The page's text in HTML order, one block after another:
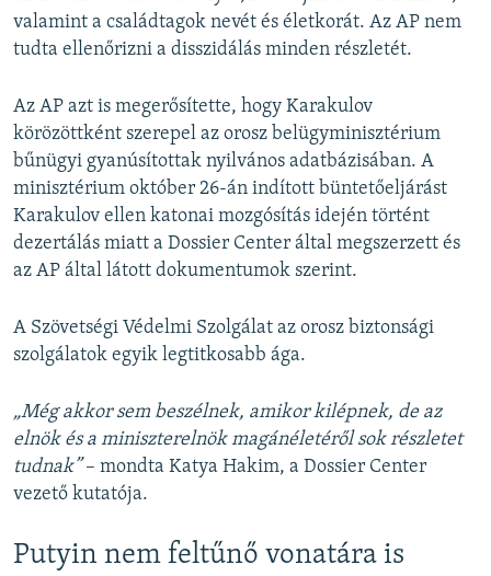
valamint a családtagok nevét és életkorát. Az AP nem
tudta ellenőrizni a disszidálás minden részletét.
Az AP azt is megerősítette, hogy Karakulov
körözöttként szerepel az orosz belügyminisztérium
bűnügyi gyanúsítottak nyilvános adatbázisában. A
minisztérium október 26-án indított büntetőeljárást
Karakulov ellen katonai mozgósítás idején történt
dezertálás miatt a Dossier Center által megszerzett és
az AP által látott dokumentumok szerint.
A Szövetségi Védelmi Szolgálat az orosz biztonsági
szolgálatok egyik legtitkosabb ága.
„Még akkor sem beszélnek, amikor kilépnek, de az
elnök és a miniszterelnök magánéletéről sok részletet
tudnak”– mondta Katya Hakim, a Dossier Center
vezető kutatója.
Putyin nem feltűnő vonatára is